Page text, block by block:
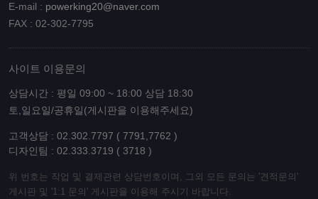
E-mail : powerking20@naver.com
FAX : 02-302-7795
사이트 이용문의
상담시간 : 평일 09:00 ~ 18:00 상담 18:30
토,일요일/공휴일(게시판을 이용해주세요)
고객상담 : 02.302.7797 ( 7791,7762 )
디자인팀 : 02.333.3719 ( 3718 )
위 번호는 작업 및 결제관련 상담번호이며, 그외 모든 문의는 '견적문의'
게시판 및 '1:1 문의' 게시판을 이용해 주시기 바랍니다.